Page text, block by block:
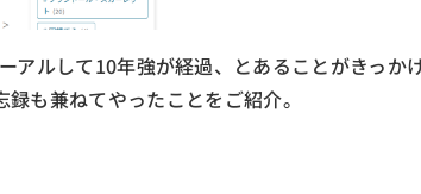
ルして10年強が経過、とあることがきっか
も兼ねてやったことをご紹介。